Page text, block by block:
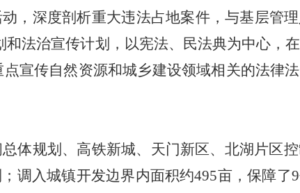
， 深度剖析重大违法占地案件，与基层管
和法治宣传计划，以宪法、民法典为中心，在
宣传自然资源和城乡建设领域相关的法律法
体规划、高铁新城、天门新区、北湖片区
调入城镇开发边界内面积约495亩，保障了9